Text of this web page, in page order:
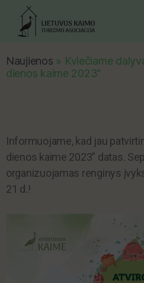
Naujienos » Kviečiame
dienos kaime 2023”
Informuojame, kad jau
dienos kaime 2023” datas.
organizuojamas renginys
21 d.!